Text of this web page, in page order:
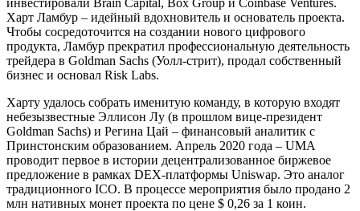
Харт Ламбур – идейный вдохновитель и основатель проекта.
Чтобы сосредоточится на создании нового цифрового
продукта, Ламбур прекратил профессиональную деятельность
трейдера в Goldman Sachs (Уолл-стрит), продал собственный
бизнес и основал Risk Labs.
Харту удалось собрать именитую команду, в которую входят
небезызвестные Эллисон Лу (в прошлом вице-президент
Goldman Sachs) и Регина Цай – финансовый аналитик с
Принстонским образованием. Апрель 2020 года – UMA
проводит первое в истории децентрализованное биржевое
предложение в рамках DEX-платформы Uniswap. Это аналог
традиционного ICO. В процессе мероприятия было продано 2
млн нативных монет проекта по цене $ 0,26 за 1 коин.